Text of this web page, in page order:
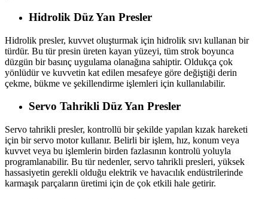
Hidrolik Düz Yan Presler
Hidrolik presler, kuvvet oluşturmak için hidrolik sıvı kullanan bir
türdür. Bu tür presin üreten kayan yüzeyi, tüm strok boyunca
düzgün bir basınç uygulama olanağına sahiptir. Oldukça çok
yönlüdür ve kuvvetin kat edilen mesafeye göre değiştiği derin
çekme, bükme ve şekillendirme işlemleri için kullanılabilir.
Servo Tahrikli Düz Yan Presler
Servo tahrikli presler, kontrollü bir şekilde yapılan kızak hareketi
için bir servo motor kullanır. Belirli bir işlem, hız, konum veya
kuvvet veya bu işlemlerin birden fazlasının kontrolü yoluyla
programlanabilir. Bu tür nedenler, servo tahrikli presleri, yüksek
hassasiyetin gerekli olduğu elektrik ve havacılık endüstrilerinde
karmaşık parçaların üretimi için de çok etkili hale getirir.